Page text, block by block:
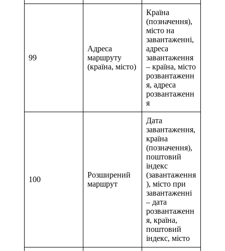
99
Адреса
маршруту
(країна, місто)
Країна
(позначення),
місто на
завантаженні,
адреса
завантаження
– країна, місто
розвантаженн
я, адреса
розвантаженн
я
100
Розширений
маршрут
Дата
завантаження,
країна
(позначення),
поштовий
індекс
(завантаження
), місто при
завантаженні
– дата
розвантаженн
я, країна,
поштовий
індекс, місто